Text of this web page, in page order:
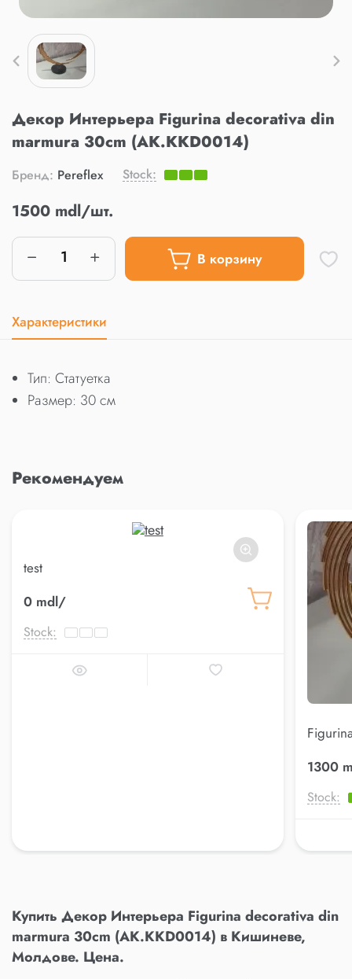
Декор Интерьера Figurina decorativa din
marmura 30cm (AK.KKD0014)
Бренд: Pereflex Stock:
1500 mdl/шт.
В корзину
Характеристики
Тип: Статуетка
Размер: 30 см
Рекомендуем
test
0 mdl/
Stock:
1300
Stock:
Купить Декор Интерьера Figurina decorativa din
marmura 30cm (AK.KKD0014) в Кишиневе,
Молдове. Цена.